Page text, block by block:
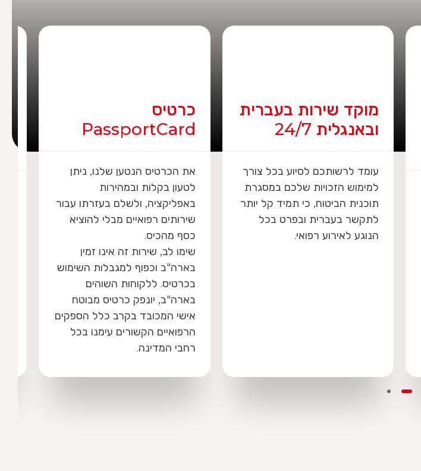
כרטיס
PassportCard
את הכרטיס הנטען שלנו, ניתן
לטעון בקלות ובמהירות
באפליקציה, ולשלם בעזרתו עבור
שירותים רפואיים מבלי להוציא
כסף מהכיס.
הטבות כיסוי יחודיות
לבעלי אזרחות
תוכנית הביטוח שלנו, מעניקה
מענה מלא לכל צורך רפואי
בחו"ל וכן כוללת כיסוי ביטוחי
מלא גם בביקורי מולדת או בעת
החזרה לשהות של קבע בישראל,
גם עבור מבוטחים אשר לגביהם,
נקבעת תקופת המתנה ע"י
המוסד לביטוח לאומי ואשר נגרעו
מהזכאות לקבלת שירותים
במסגרת חוק בריאות ממלכתי.